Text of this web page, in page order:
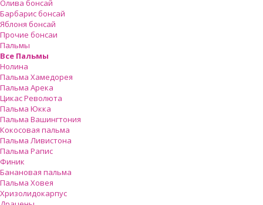
Олива бонсай
Барбарис бонсай
Яблоня бонсай
Прочие бонсаи
Пальмы
Все Пальмы
Нолина
Пальма Хамедорея
Пальма Арека
Цикас Революта
Пальмa Юкка
Пальма Вашингтония
Кокосовая пальма
Пальма Ливистона
Пальма Рапис
Финик
Банановая пальма
Пальма Ховея
Хризолидокарпус